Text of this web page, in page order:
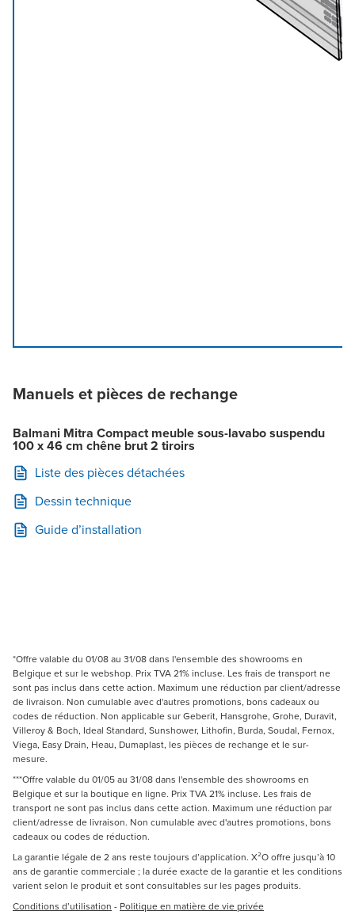
Manuels et pièces de rechange
Balmani Mitra Compact meuble sous-lavabo suspendu
100 x 46 cm chêne brut 2 tiroirs
Liste des pièces détachées
Dessin technique
Guide d’installation
*Offre valable du 01/08 au 31/08 dans l'ensemble des showrooms en
Belgique et sur le webshop. Prix TVA 21% incluse. Les frais de transport ne
sont pas inclus dans cette action. Maximum une réduction par client/adresse
de livraison. Non cumulable avec d'autres promotions, bons cadeaux ou
codes de réduction. Non applicable sur Geberit, Hansgrohe, Grohe, Duravit,
Villeroy & Boch, Ideal Standard, Sunshower, Lithofin, Burda, Soudal, Fernox,
Viega, Easy Drain, Heau, Dumaplast, les pièces de rechange et le sur-
mesure.
***Offre valable du 01/05 au 31/08 dans l'ensemble des showrooms en
Belgique et sur la boutique en ligne. Prix TVA 21% incluse. Les frais de
transport ne sont pas inclus dans cette action. Maximum une réduction par
client/adresse de livraison. Non cumulable avec d'autres promotions, bons
cadeaux ou codes de réduction.
La garantie légale de 2 ans reste toujours d’application. X²O offre jusqu’à 10
ans de garantie commerciale ; la durée exacte de la garantie et les conditions
varient selon le produit et sont consultables sur les pages produits.
Conditions d’utilisation - Politique en matière de vie privée